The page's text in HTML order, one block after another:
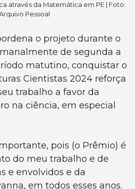
através da Matemática em PE | Foto:
Pessoal
o projeto durante o
de segunda a
matutino, conquistar o
Cientistas 2024 reforça
trabalho a favor da
na ciência, em especial
pois (o Prêmio) é
do meu trabalho e de
e envolvidos e da
em todos esses anos.